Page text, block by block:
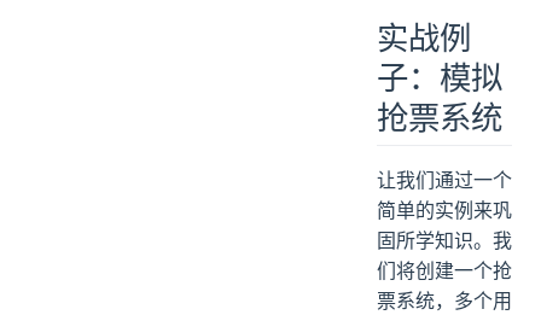
实战例
子：模拟
抢票系统
让我们通过一个
简单的实例来巩
固所学知识。我
们将创建一个抢
票系统，多个用